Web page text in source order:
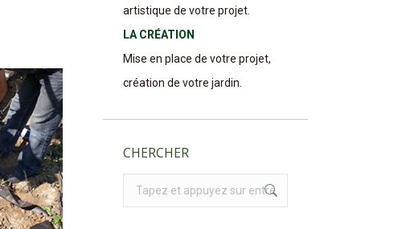
artistique de votre projet.
LA CRÉATION
Mise en place de votre projet,
création de votre jardin.
CHERCHER
Recherche
: